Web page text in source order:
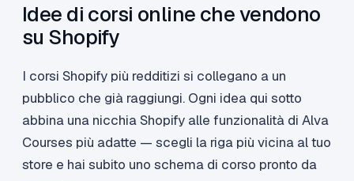
Idee di corsi online che vendono
su Shopify
I corsi Shopify più redditizi si collegano a un
pubblico che già raggiungi. Ogni idea qui sotto
abbina una nicchia Shopify alle funzionalità di Alva
Courses più adatte — scegli la riga più vicina al tuo
store e hai subito uno schema di corso pronto da